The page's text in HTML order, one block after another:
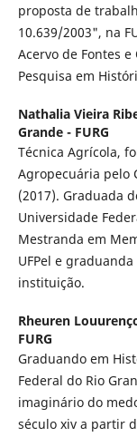
proposta de
10.639/2003", na
Acervo de Fontes
Pesquisa em
Nathalia Vieira
Grande - FURG
Técnica Agrícola,
Agropecuária pelo
(2017). Graduada
Universidade
Mestranda em
UFPel e
instituição.
Rheuren
FURG
Graduando em
Federal do Rio
imaginário do
século xiv a partir